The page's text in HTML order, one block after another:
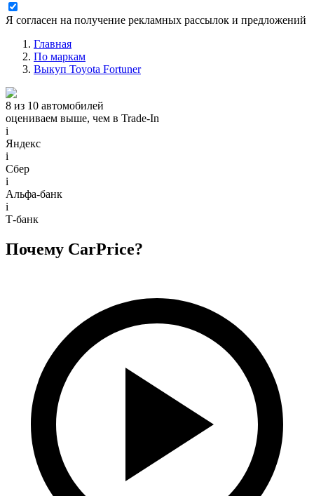
Я согласен на получение рекламных рассылок и предложений
Главная
По маркам
Выкуп Toyota Fortuner
8 из 10 автомобилей
оцениваем выше, чем в Trade‑In
i
Яндекс
i
Сбер
i
Альфа-банк
i
Т-банк
Почему CarPrice?